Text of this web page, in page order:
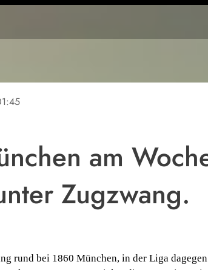
am
Zugzwang.
rund bei 1860 München, in der Liga